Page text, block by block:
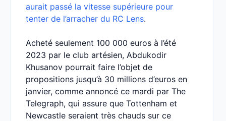
aurait passé la vitesse supérieure pour
tenter de l’arracher du RC Lens.
Acheté seulement 100 000 euros à l’été
2023 par le club artésien, Abdukodir
Khusanov pourrait faire l’objet de
propositions jusqu’à 30 millions d’euros en
janvier, comme annoncé ce mardi par The
Telegraph, qui assure que Tottenham et
Newcastle seraient très chauds sur ce